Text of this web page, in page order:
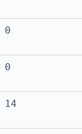
0
0
14